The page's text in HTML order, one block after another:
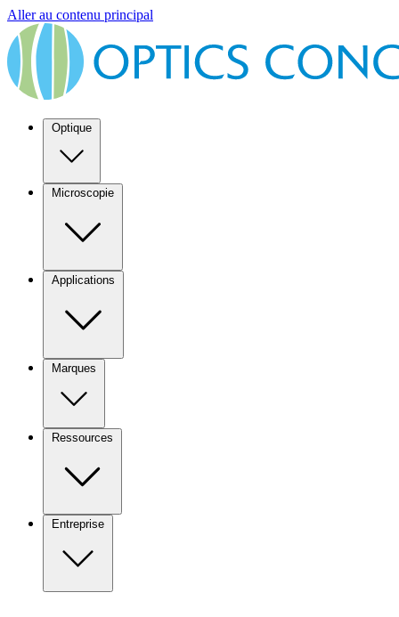
Aller au contenu principal
Optique
Microscopie
Applications
Marques
Ressources
Entreprise